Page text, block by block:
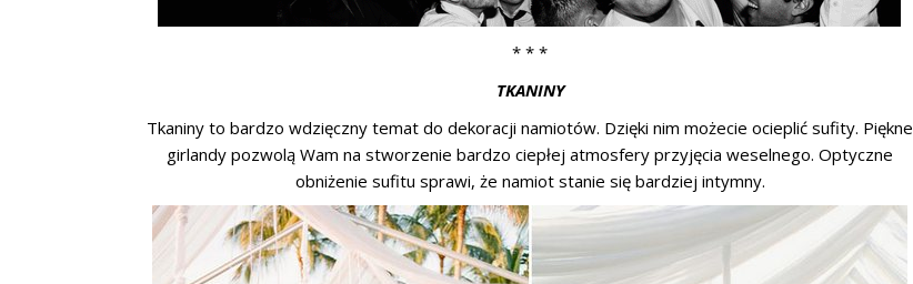
* * *
TKANINY
Tkaniny to bardzo wdzięczny temat do dekoracji namiotów. Dzięki nim możecie ocieplić sufity. Piękne
girlandy pozwolą Wam na stworzenie bardzo ciepłej atmosfery przyjęcia weselnego. Optyczne
obniżenie sufitu sprawi, że namiot stanie się bardziej intymny.